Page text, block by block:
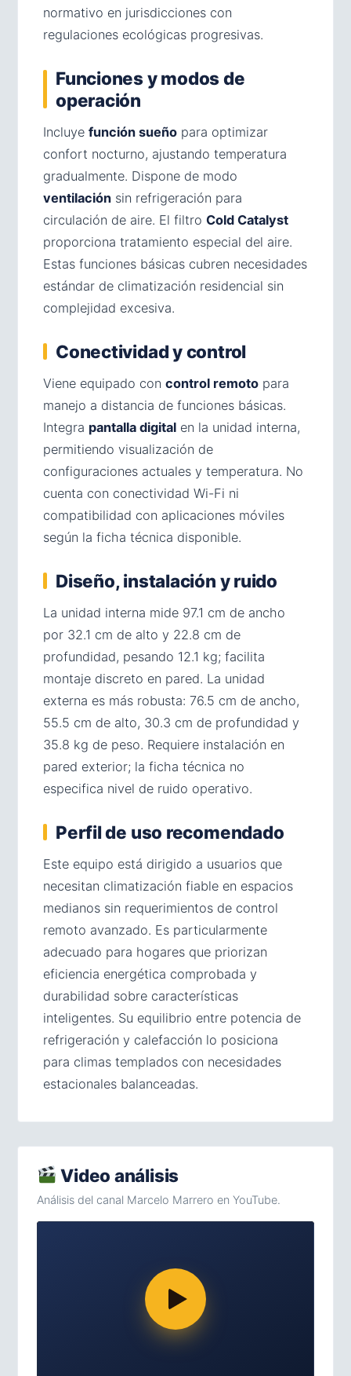
normativo en jurisdicciones con
regulaciones ecológicas progresivas.
Funciones y modos de
operación
Incluye función sueño para optimizar
confort nocturno, ajustando temperatura
gradualmente. Dispone de modo
ventilación sin refrigeración para
circulación de aire. El filtro Cold Catalyst
proporciona tratamiento especial del aire.
Estas funciones básicas cubren necesidades
estándar de climatización residencial sin
complejidad excesiva.
Conectividad y control
Viene equipado con control remoto para
manejo a distancia de funciones básicas.
Integra pantalla digital en la unidad interna,
permitiendo visualización de
configuraciones actuales y temperatura. No
cuenta con conectividad Wi-Fi ni
compatibilidad con aplicaciones móviles
según la ficha técnica disponible.
Diseño, instalación y ruido
La unidad interna mide 97.1 cm de ancho
por 32.1 cm de alto y 22.8 cm de
profundidad, pesando 12.1 kg; facilita
montaje discreto en pared. La unidad
externa es más robusta: 76.5 cm de ancho,
55.5 cm de alto, 30.3 cm de profundidad y
35.8 kg de peso. Requiere instalación en
pared exterior; la ficha técnica no
especifica nivel de ruido operativo.
Perfil de uso recomendado
Este equipo está dirigido a usuarios que
necesitan climatización fiable en espacios
medianos sin requerimientos de control
remoto avanzado. Es particularmente
adecuado para hogares que priorizan
eficiencia energética comprobada y
durabilidad sobre características
inteligentes. Su equilibrio entre potencia de
refrigeración y calefacción lo posiciona
para climas templados con necesidades
estacionales balanceadas.
Video análisis
Análisis del canal Marcelo Marrero en YouTube.